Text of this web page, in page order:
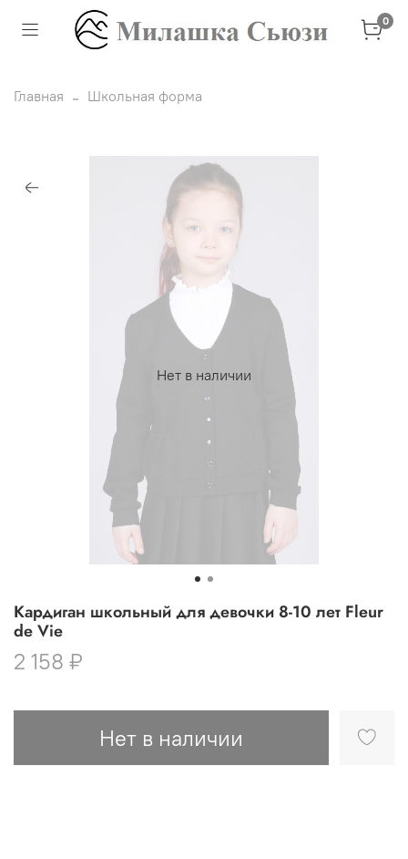
0
Главная Школьная форма
Нет в наличии
Кардиган школьный для девочки 8-10 лет Fleur
de Vie
2 158 ₽
Нет в наличии